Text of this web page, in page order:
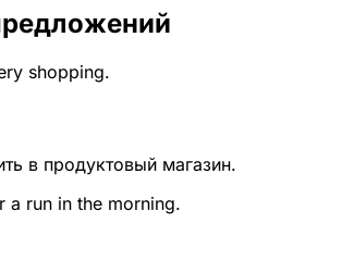
shopping.
в продуктовый магазин.
a run in the morning.